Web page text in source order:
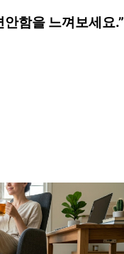
함을 느껴보세요.”